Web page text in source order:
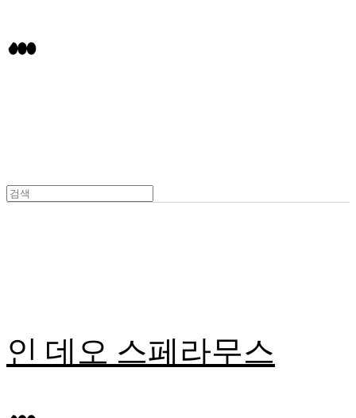
인 데오 스페라무스